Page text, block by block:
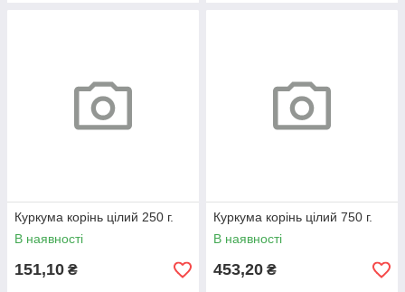
Куркума корінь цілий 250 г.
В наявності
151,10 ₴
Куркума корінь цілий 750 г.
В наявності
453,20 ₴